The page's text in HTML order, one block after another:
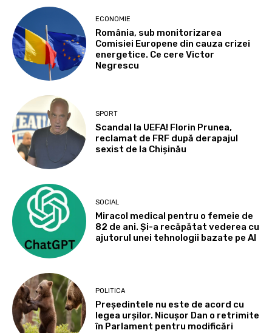
ECONOMIE
România, sub monitorizarea
Comisiei Europene din cauza crizei
energetice. Ce cere Victor
Negrescu
SPORT
Scandal la UEFA! Florin Prunea,
reclamat de FRF după derapajul
sexist de la Chișinău
SOCIAL
Miracol medical pentru o femeie de
82 de ani. Și-a recăpătat vederea cu
ajutorul unei tehnologii bazate pe AI
POLITICA
Președintele nu este de acord cu
legea urșilor. Nicușor Dan o retrimite
în Parlament pentru modificări